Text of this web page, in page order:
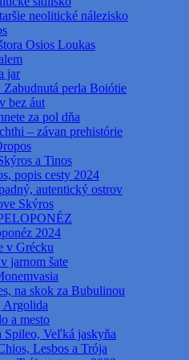
neolitické nálezisko
Osios Loukas
jar
Zabudnutá perla Boiótie
bez áut
za pol dňa
– závan prehistórie
a Tinos
popis cesty 2024
autentický ostrov
Skýros
2024
v Grécku
jarnom šate
na skok za Bubulinou
Argolida
a mesto
Spileo, Veľká jaskyňa
Lesbos a Trója